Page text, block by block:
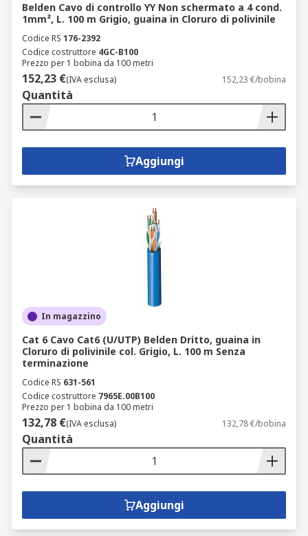
Belden Cavo di controllo YY Non schermato a 4 cond.
1mm², L. 100 m Grigio, guaina in Cloruro di polivinile
Codice RS 176-2392
Codice costruttore 4GC-B100
Prezzo per 1 bobina da 100 metri
152,23 €(IVA esclusa) 152,23 €/bobina
Quantità
Aggiungi
In magazzino
Cat 6 Cavo Cat6 (U/UTP) Belden Dritto, guaina in
Cloruro di polivinile col. Grigio, L. 100 m Senza
terminazione
Codice RS 631-561
Codice costruttore 7965E.00B100
Prezzo per 1 bobina da 100 metri
132,78 €(IVA esclusa) 132,78 €/bobina
Quantità
Aggiungi